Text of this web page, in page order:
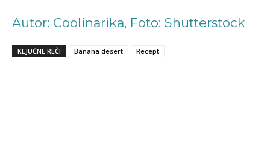
Autor: Coolinarika, Foto: Shutterstock
KLJUČNE REČI Banana desert Recept